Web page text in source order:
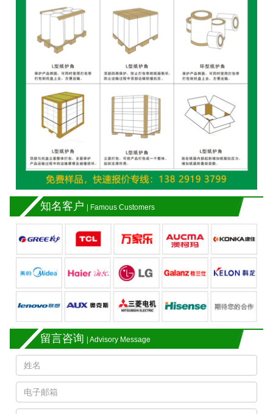
知名客户 | Famous Customers
留言咨询 | Advisory Message